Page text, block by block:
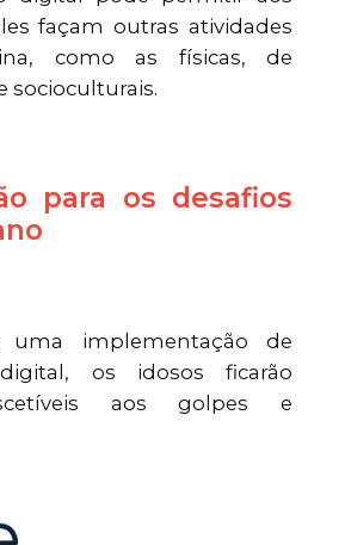
façam outras atividades
como as físicas, de
socioculturais.
para os desafios
implementação de
os idosos ficarão
aos golpes e